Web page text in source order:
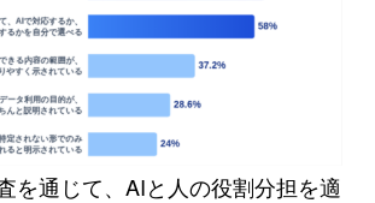
を通じて、AIと人の役割分担を適